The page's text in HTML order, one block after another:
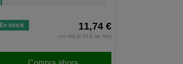
En stock 11,74 €
con IVA (9,70 € sin IVA)